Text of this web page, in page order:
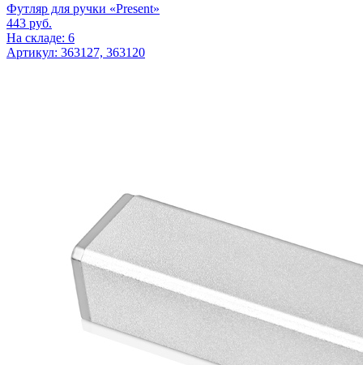
Футляр для ручки «Present»
443 руб.
На складе: 6
Артикул: 363127, 363120